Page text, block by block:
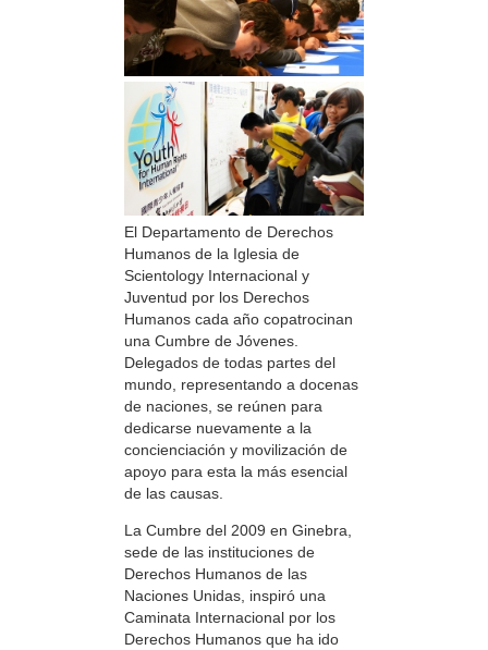
El Departamento de Derechos
Humanos de la Iglesia de
Scientology Internacional y
Juventud por los Derechos
Humanos cada año copatrocinan
una Cumbre de Jóvenes.
Delegados de todas partes del
mundo, representando a docenas
de naciones, se reúnen para
dedicarse nuevamente a la
concienciación y movilización de
apoyo para esta la más esencial
de las causas.
La Cumbre del 2009 en Ginebra,
sede de las instituciones de
Derechos Humanos de las
Naciones Unidas, inspiró una
Caminata Internacional por los
Derechos Humanos que ha ido